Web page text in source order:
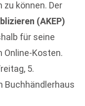
können. Der
(AKEP)
für seine
Online-Kosten.
5.
Buchhändlerhaus